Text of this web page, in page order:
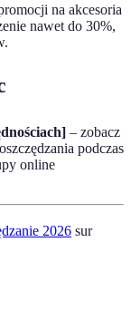
na akcesoria
nawet do 30%,
– zobacz
podczas
online
2026 sur